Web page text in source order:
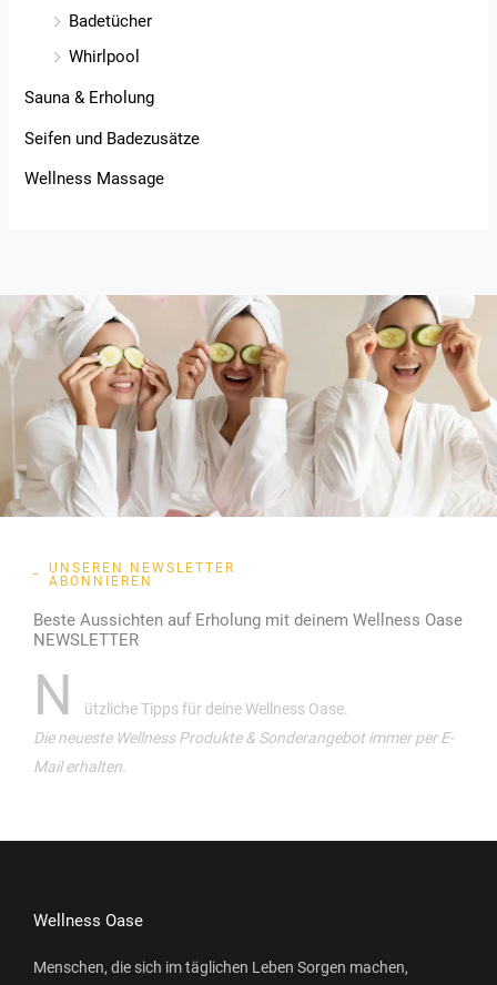
Badetücher
Whirlpool
Sauna & Erholung
Seifen und Badezusätze
Wellness Massage
UNSEREN NEWSLETTER
ABONNIEREN
Beste Aussichten auf Erholung mit deinem Wellness Oase
NEWSLETTER
N
ützliche Tipps für deine Wellness Oase.
Die neueste Wellness Produkte & Sonderangebot immer per E-
Mail erhalten.
Wellness Oase
Menschen, die sich im täglichen Leben Sorgen machen,